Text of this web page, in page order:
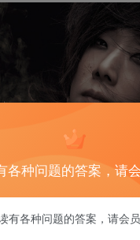
各种问题的答案，请
有各种问题的答案，请会